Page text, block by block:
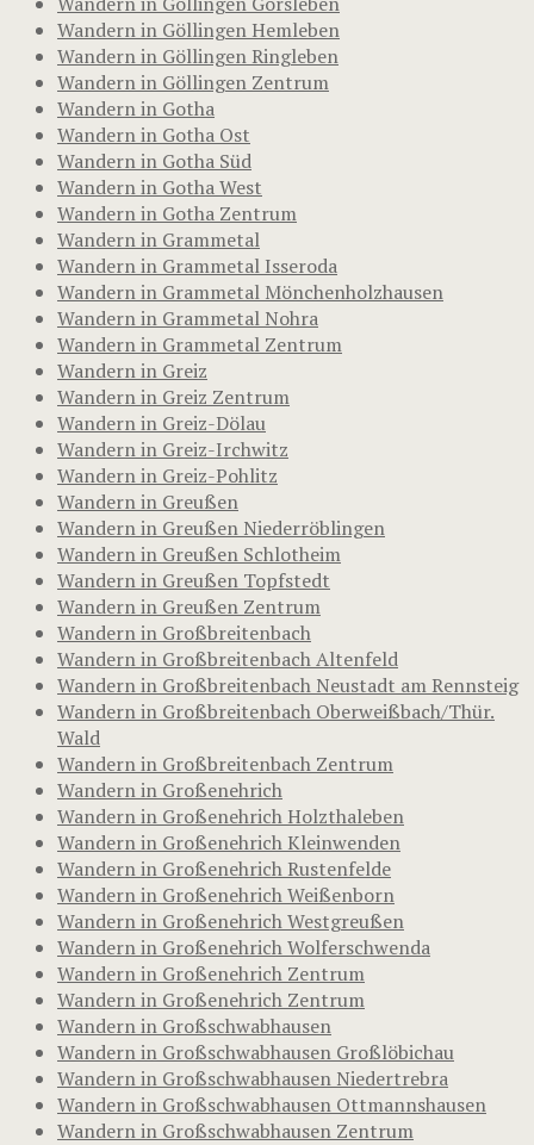
Wandern in Göllingen Hemleben
Wandern in Göllingen Ringleben
Wandern in Göllingen Zentrum
Wandern in Gotha
Wandern in Gotha Ost
Wandern in Gotha Süd
Wandern in Gotha West
Wandern in Gotha Zentrum
Wandern in Grammetal
Wandern in Grammetal Isseroda
Wandern in Grammetal Mönchenholzhausen
Wandern in Grammetal Nohra
Wandern in Grammetal Zentrum
Wandern in Greiz
Wandern in Greiz Zentrum
Wandern in Greiz-Dölau
Wandern in Greiz-Irchwitz
Wandern in Greiz-Pohlitz
Wandern in Greußen
Wandern in Greußen Niederröblingen
Wandern in Greußen Schlotheim
Wandern in Greußen Topfstedt
Wandern in Greußen Zentrum
Wandern in Großbreitenbach
Wandern in Großbreitenbach Altenfeld
Wandern in Großbreitenbach Neustadt am Rennsteig
Wandern in Großbreitenbach Oberweißbach/Thür.
Wald
Wandern in Großbreitenbach Zentrum
Wandern in Großenehrich
Wandern in Großenehrich Holzthaleben
Wandern in Großenehrich Kleinwenden
Wandern in Großenehrich Rustenfelde
Wandern in Großenehrich Weißenborn
Wandern in Großenehrich Westgreußen
Wandern in Großenehrich Wolferschwenda
Wandern in Großenehrich Zentrum
Wandern in Großenehrich Zentrum
Wandern in Großschwabhausen
Wandern in Großschwabhausen Großlöbichau
Wandern in Großschwabhausen Niedertrebra
Wandern in Großschwabhausen Ottmannshausen
Wandern in Großschwabhausen Zentrum